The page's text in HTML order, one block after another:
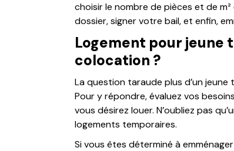
choisir le nombre de pièces et de
dossier, signer votre bail, et enfin,
Logement pour jeune
colocation ?
La question taraude plus d’un
Pour y répondre, évaluez vos
vous désirez louer. N’oubliez pas
logements temporaires.
Si vous êtes déterminé à